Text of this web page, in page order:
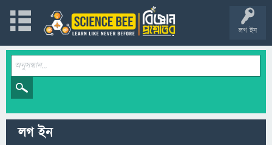
লগ ইন
লগ ইন